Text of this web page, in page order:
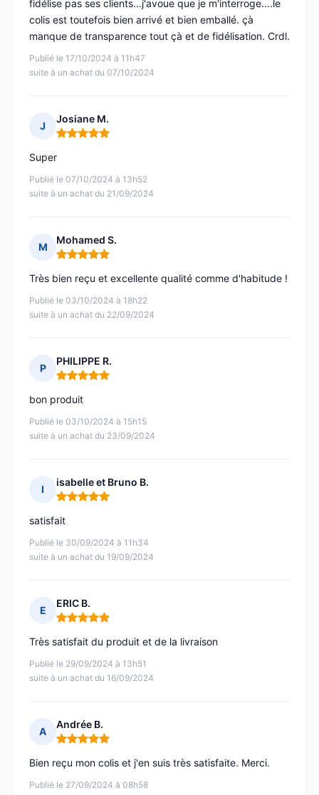
Publié le 17/10/2024 à 11h47
suite à un achat du 07/10/2024
fidélise pas ses clients...j'avoue que je m'interroge....le
colis est toutefois bien arrivé et bien emballé. çà
manque de transparence tout çà et de fidélisation. Crdl.
J
Josiane M.
Note : 5 sur 5
Publié le 07/10/2024 à 13h52
suite à un achat du 21/09/2024
Super
M
Mohamed S.
Note : 5 sur 5
Publié le 03/10/2024 à 18h22
suite à un achat du 22/09/2024
Très bien reçu et excellente qualité comme d'habitude !
P
PHILIPPE R.
Note : 5 sur 5
Publié le 03/10/2024 à 15h15
suite à un achat du 23/09/2024
bon produit
I
isabelle et Bruno B.
Note : 5 sur 5
Publié le 30/09/2024 à 11h34
suite à un achat du 19/09/2024
satisfait
E
ERIC B.
Note : 5 sur 5
Publié le 29/09/2024 à 13h51
suite à un achat du 16/09/2024
Très satisfait du produit et de la livraison
A
Andrée B.
Note : 5 sur 5
Publié le 27/09/2024 à 08h58
Bien reçu mon colis et j'en suis très satisfaite. Merci.